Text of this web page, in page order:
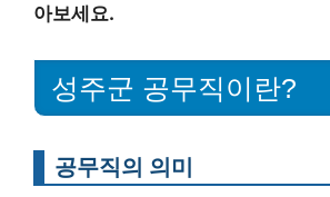
아보세요.
성주군 공무직이란?
공무직의 의미